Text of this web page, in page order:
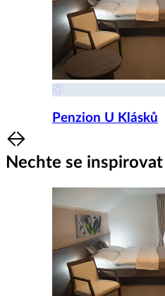
Penzion U Klásků
Item
1
of
Nechte se inspirovat